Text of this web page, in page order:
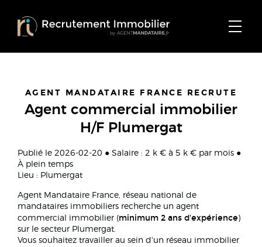
AGENT MANDATAIRE FRANCE RECRUTE
Agent commercial immobilier
H/F Plumergat
Publié le 2026-02-20 ● Salaire : 2 k € à 5 k € par mois ●
À plein temps
Lieu : Plumergat
Agent Mandataire France, réseau national de
mandataires immobiliers recherche un agent
commercial immobilier (minimum 2 ans d'expérience )
sur le secteur Plumergat.
Vous souhaitez travailler au sein d'un réseau immobilier